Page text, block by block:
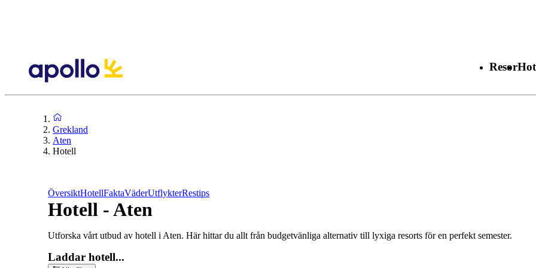
Resor
Grekland
Aten
Hotell
ÖversiktHotellFaktaVäderUtflykterRestips
Hotell - Aten
Utforska vårt utbud av hotell i Aten. Här hittar du allt från budgetvänliga alternativ till lyxiga resorts för en perfekt semester.
Laddar hotell...